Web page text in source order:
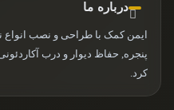
درباره ما
ایمن کمک با طراحی و نصب انواع
پنجره, حفاظ دیوار و درب
کرد.